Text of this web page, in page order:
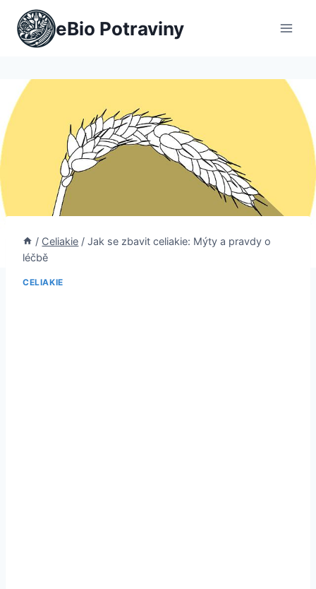
Přeskočit
obsah
eBio Potraviny
/ Celiakie / Jak se zbavit celiakie: Mýty a pravdy o
léčbě
CELIAKIE